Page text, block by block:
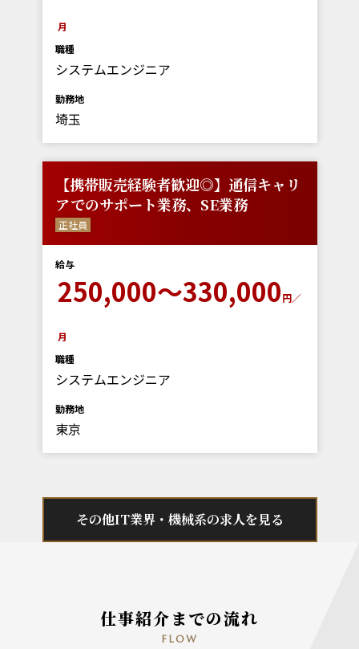
月
職種
システムエンジニア
勤務地
埼玉
【携帯販売経験者歓迎◎】通信キャリ
アでのサポート業務、SE業務
正社員
給与
250,000～330,000円／
月
職種
システムエンジニア
勤務地
東京
その他IT業界・機械系の求人を見る
仕事紹介までの流れ
FLOW